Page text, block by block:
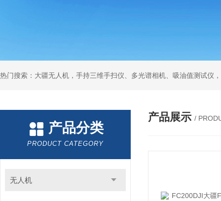
热门搜索：大疆无人机，手持三维手扫仪、多光谱相机、吸油值测试仪
产品分类
PRODUCT CATEGORY
无人机
产品展示 /